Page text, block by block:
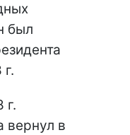
был
г.
вернул в